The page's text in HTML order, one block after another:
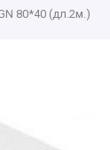
80*40 (дл.2м.)